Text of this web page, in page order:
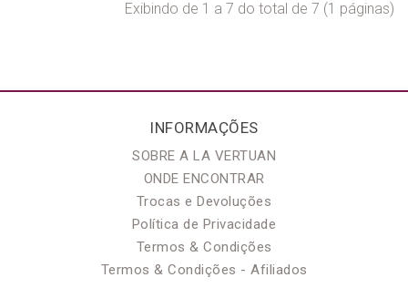
Exibindo de 1 a 7 do total de 7 (1 páginas)
INFORMAÇÕES
SOBRE A LA VERTUAN
ONDE ENCONTRAR
Trocas e Devoluções
Política de Privacidade
Termos & Condições
Termos & Condições - Afiliados